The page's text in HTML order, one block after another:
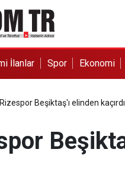
İlanlar Spor Ekonomi
Beşiktaş'ı elinden